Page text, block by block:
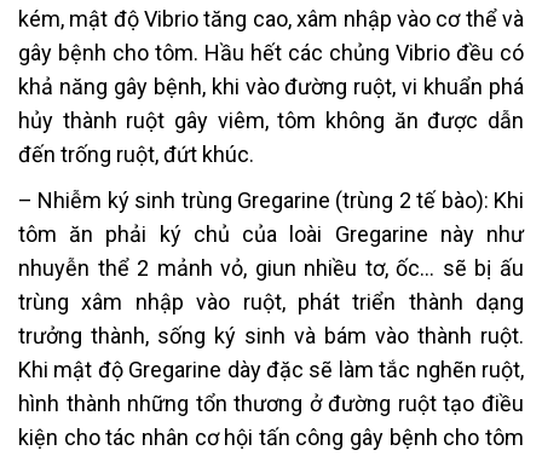
kém, mật độ Vibrio tăng cao, xâm nhập vào cơ thể và
gây bệnh cho tôm. Hầu hết các chủng Vibrio đều có
khả năng gây bệnh, khi vào đường ruột, vi khuẩn phá
hủy thành ruột gây viêm, tôm không ăn được dẫn
đến trống ruột, đứt khúc.
– Nhiễm ký sinh trùng Gregarine (trùng 2 tế bào): Khi
tôm ăn phải ký chủ của loài Gregarine này như
nhuyễn thể 2 mảnh vỏ, giun nhiều tơ, ốc… sẽ bị ấu
trùng xâm nhập vào ruột, phát triển thành dạng
trưởng thành, sống ký sinh và bám vào thành ruột.
Khi mật độ Gregarine dày đặc sẽ làm tắc nghẽn ruột,
hình thành những tổn thương ở đường ruột tạo điều
kiện cho tác nhân cơ hội tấn công gây bệnh cho tôm